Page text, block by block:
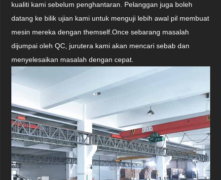
kualiti kami sebelum penghantaran. Pelanggan juga boleh
datang ke bilik ujian kami untuk menguji lebih awal pil membuat
mesin mereka dengan themself.Once sebarang masalah
dijumpai oleh QC, jurutera kami akan mencari sebab dan
menyelesaikan masalah dengan cepat.